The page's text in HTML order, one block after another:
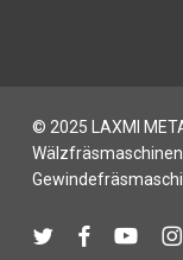
© 2025 LAXMI
zwitschernFacebookYoutube